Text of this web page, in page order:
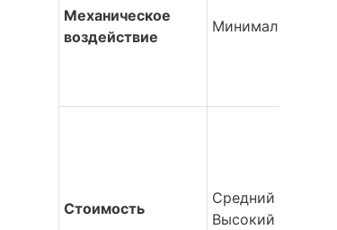
Механическое
воздействие
Минимальный
Стоимость
Средний до
Высокий